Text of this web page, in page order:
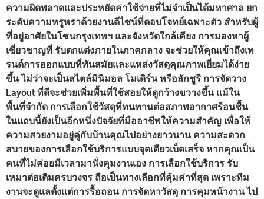
ความผิดพลาดและประหยัดค่าใช้จ่ายที่ไม่จำเป็นได้มหาศาล ยก
ระดับความหรูหราด้วยงานดีไซน์ที่ตอบโจทย์เฉพาะตัว สำหรับผู้
ที่อยู่อาศัยในโซนกรุงเทพฯ และจังหวัดใกล้เคียง การมองหาผู้
เชี่ยวชาญที่ รับตกแต่งภายในภาคกลาง จะช่วยให้คุณเข้าถึงเท
รนด์การออกแบบที่ทันสมัยและแหล่งวัสดุคุณภาพเยี่ยมได้ง่าย
ขึ้น ไม่ว่าจะเป็นสไตล์มินิมอล โมเดิร์น หรือลักชูรี การจัดวาง
Layout ที่ดีจะช่วยเพิ่มพื้นที่ใช้สอยให้ดูกว้างขวางขึ้น แม้ใน
พื้นที่จำกัด การเลือกใช้วัสดุที่ทนทานต่อสภาพอากาศร้อนชื้น
ในแถบนี้ยังเป็นอีกหนึ่งปัจจัยที่มืออาชีพให้ความสำคัญ เพื่อให้
ความสวยงามอยู่คู่กับบ้านคุณไปอย่างยาวนาน ความสะดวก
สบายของการเลือกใช้บริการแบบจุดเดียวเบ็ดเสร็จ หากคุณเป็น
คนที่ไม่ค่อยมีเวลามานั่งคุมงานเอง การเลือกใช้บริการ รับ
เหมาต่อเติมครบวงจร ถือเป็นทางเลือกที่คุ้มค่าที่สุด เพราะทีม
งานจะดูแลตั้งแต่การรื้อถอน การจัดหาวัสดุ การคุมหน้างาน ไป